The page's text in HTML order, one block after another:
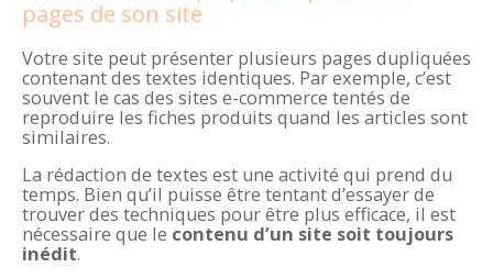
pages de son site
Votre site peut présenter plusieurs pages dupliquées
contenant des textes identiques. Par exemple, c’est
souvent le cas des sites e-commerce tentés de
reproduire les fiches produits quand les articles sont
similaires.
La rédaction de textes est une activité qui prend du
temps. Bien qu’il puisse être tentant d’essayer de
trouver des techniques pour être plus efficace, il est
nécessaire que le contenu d’un site soit toujours
inédit.